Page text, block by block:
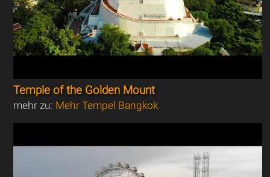
Temple of the Golden Mount
mehr zu: Mehr Tempel Bangkok